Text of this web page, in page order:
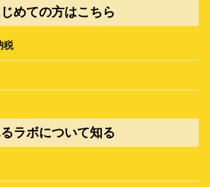
めての方はこちら
税
ラボについて知る